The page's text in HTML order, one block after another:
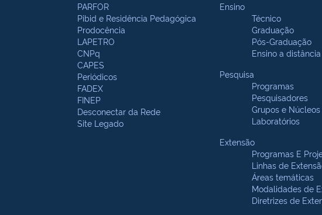
PARFOR
Pibid e Residência Pedagógica
Prodocência
LAPETRO
CNPq
CAPES
Periódicos
FADEX
FINEP
Desconectar da Rede
Site Legado
Ensino
Técnico
Graduação
Pós-Graduação
Ensino a distância
Pesquisa
Programas
Pesquisadores
Grupos e
Laboratórios
Extensão
Programas E
Linhas de
Áreas temáticas
Modalidades de
Diretrizes de